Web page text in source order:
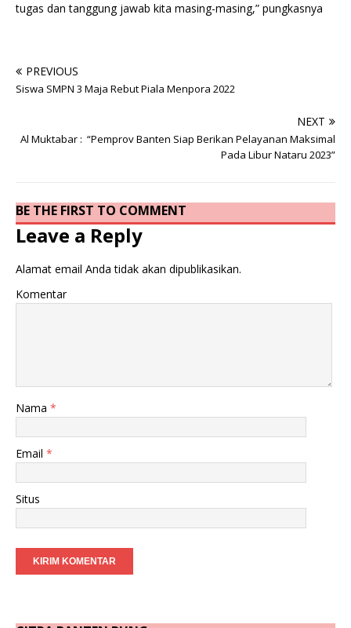
tugas dan tanggung jawab kita masing-masing,” pungkasnya
PREVIOUS
Siswa SMPN 3 Maja Rebut Piala Menpora 2022
NEXT
Al Muktabar : “Pemprov Banten Siap Berikan Pelayanan Maksimal
Pada Libur Nataru 2023”
BE THE FIRST TO COMMENT
Leave a Reply
Alamat email Anda tidak akan dipublikasikan.
Komentar
Nama *
Email *
Situs